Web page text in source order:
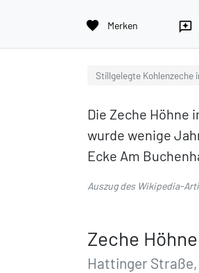
favorite Merken reviews
Stillgelegte Kohlenzeche
Die Zeche Höhne
wurde wenige
Ecke Am
Auszug des Wikipedia-
Zeche Höhne
Hattinger